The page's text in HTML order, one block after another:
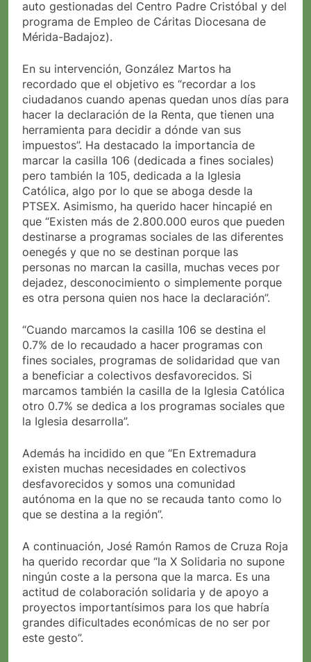
auto gestionadas del Centro Padre Cristóbal y del
programa de Empleo de Cáritas Diocesana de
Mérida-Badajoz).
En su intervención, González Martos ha
recordado que el objetivo es “recordar a los
ciudadanos cuando apenas quedan unos días para
hacer la declaración de la Renta, que tienen una
herramienta para decidir a dónde van sus
impuestos”. Ha destacado la importancia de
marcar la casilla 106 (dedicada a fines sociales)
pero también la 105, dedicada a la Iglesia
Católica, algo por lo que se aboga desde la
PTSEX. Asimismo, ha querido hacer hincapié en
que “Existen más de 2.800.000 euros que pueden
destinarse a programas sociales de las diferentes
oenegés y que no se destinan porque las
personas no marcan la casilla, muchas veces por
dejadez, desconocimiento o simplemente porque
es otra persona quien nos hace la declaración”.
“Cuando marcamos la casilla 106 se destina el
0.7% de lo recaudado a hacer programas con
fines sociales, programas de solidaridad que van
a beneficiar a colectivos desfavorecidos. Si
marcamos también la casilla de la Iglesia Católica
otro 0.7% se dedica a los programas sociales que
la Iglesia desarrolla”.
Además ha incidido en que “En Extremadura
existen muchas necesidades en colectivos
desfavorecidos y somos una comunidad
autónoma en la que no se recauda tanto como lo
que se destina a la región”.
A continuación, José Ramón Ramos de Cruza Roja
ha querido recordar que “la X Solidaria no supone
ningún coste a la persona que la marca. Es una
actitud de colaboración solidaria y de apoyo a
proyectos importantísimos para los que habría
grandes dificultades económicas de no ser por
este gesto”.